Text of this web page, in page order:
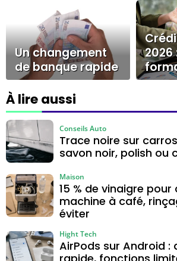
Un changement
de banque rapide
2026
de
À lire aussi
Trace noire sur
savon noir, polish ou
Conseils Auto
15 % de vinaigre
machine à café,
éviter
Maison
AirPods sur Android :
Hight Tech